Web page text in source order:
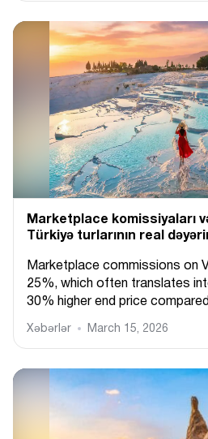
Marketplace komissiyaları
Türkiyə turlarının real
Marketplace commissions on
25%, which often translates
30% higher end price
Xəbərlər March 15, 2026